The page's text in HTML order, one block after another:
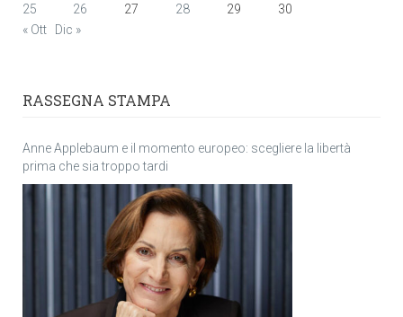
25
26 27 28 29
30
« Ott
Dic »
RASSEGNA STAMPA
Anne Applebaum e il momento europeo: scegliere la libertà
prima che sia troppo tardi